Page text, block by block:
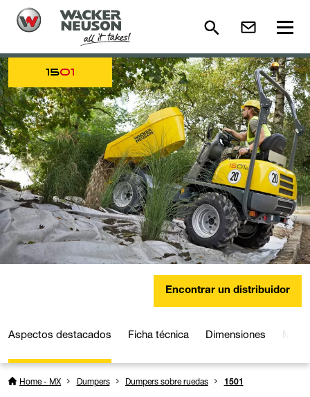
1501
Encontrar un distribuidor
Aspectos destacados Ficha técnica Dimensiones
Home - MX Dumpers Dumpers sobre ruedas 1501